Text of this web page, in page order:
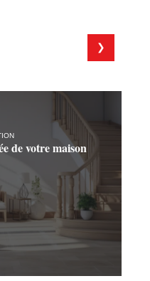
de votre maison